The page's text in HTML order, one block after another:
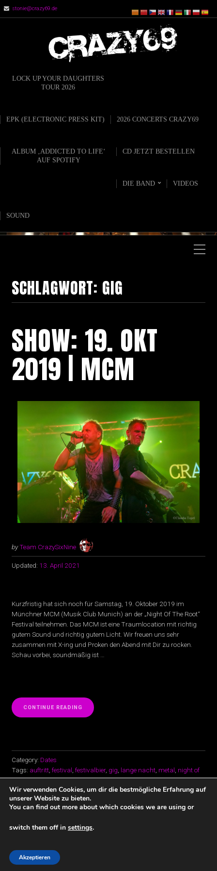
stonie@crazy69.de
LOCK UP YOUR DAUGHTERS
TOUR 2026
EPK (ELECTRONIC PRESS KIT) 2026 CONCERTS CRAZY69
ALBUM ‚ADDICTED TO LIFE‘
AUF SPOTIFY
CD JETZT BESTELLEN
DIE BAND VIDEOS
SOUND
SCHLAGWORT: GIG
SHOW: 19. OKT
2019 | MCM
byTeam CrazySixNine
Updated: 13. April 2021
Kurzfristig hat sich noch für Samstag, 19. Oktober 2019 im
Münchner MCM (Musik Club Munich) an der „Night Of The Root“
Festival teilnehmen. Das MCM ist eine Traumlocation mit richtig
gutem Sound und richtig gutem Licht. Wir freuen uns sehr
zusammen mit X-ing und Proken den Abend mit Dir zu rocken.
Schau vorbei, soundmäßig ist …
CONTINUE READING „SHOW:
19.
Category: Dates
Tags: auftritt festival festivalbier, gig lange nacht metal night of
the root,Progrock,proken,rock,x-ing,xing
Datenschutz und Impressum
Copyright © 2026 · All Rights Reserved · CRAZY69
Wir verwenden Cookies, um dir die bestmögliche Erfahrung auf
unserer Website zu bieten.
You can find out more about which cookies we are using or
switch them off in settings.
Akzeptieren